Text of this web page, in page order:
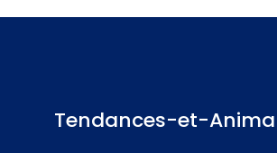
Tendances-et-